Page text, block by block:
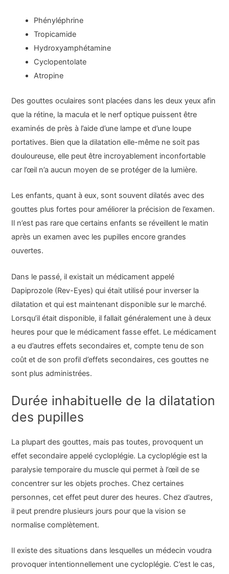
Phényléphrine
Tropicamide
Hydroxyamphétamine
Cyclopentolate
Atropine
Des gouttes oculaires sont placées dans les deux yeux afin
que la rétine, la macula et le nerf optique puissent être
examinés de près à l’aide d’une lampe et d’une loupe
portatives. Bien que la dilatation elle-même ne soit pas
douloureuse, elle peut être incroyablement inconfortable
car l’œil n’a aucun moyen de se protéger de la lumière.
Les enfants, quant à eux, sont souvent dilatés avec des
gouttes plus fortes pour améliorer la précision de l’examen.
Il n’est pas rare que certains enfants se réveillent le matin
après un examen avec les pupilles encore grandes
ouvertes.
Dans le passé, il existait un médicament appelé
Dapiprozole (Rev-Eyes) qui était utilisé pour inverser la
dilatation et qui est maintenant disponible sur le marché.
Lorsqu’il était disponible, il fallait généralement une à deux
heures pour que le médicament fasse effet. Le médicament
a eu d’autres effets secondaires et, compte tenu de son
coût et de son profil d’effets secondaires, ces gouttes ne
sont plus administrées.
Durée inhabituelle de la dilatation
des pupilles
La plupart des gouttes, mais pas toutes, provoquent un
effet secondaire appelé cycloplégie. La cycloplégie est la
paralysie temporaire du muscle qui permet à l’œil de se
concentrer sur les objets proches. Chez certaines
personnes, cet effet peut durer des heures. Chez d’autres,
il peut prendre plusieurs jours pour que la vision se
normalise complètement.
Il existe des situations dans lesquelles un médecin voudra
provoquer intentionnellement une cycloplégie. C’est le cas,